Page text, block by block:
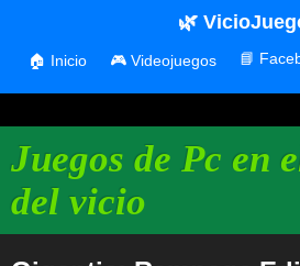
Juegos de Pc en
del vicio
🌿
🏠 Inicio 🎮 Videojuegos 📘